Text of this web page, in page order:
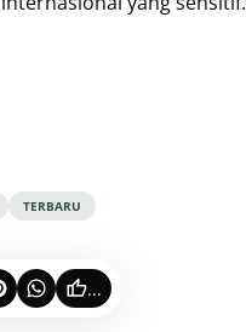
TERBARU
...